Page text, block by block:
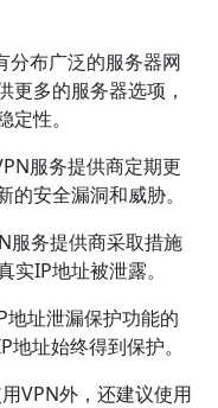
分布广泛的服务器网
更多的服务器选项，
性。
服务提供商定期更
安全漏洞和威胁。
服务提供商采取措施
IP地址被泄露。
址泄漏保护功能的
址始终得到保护。
VPN外，还建议使用